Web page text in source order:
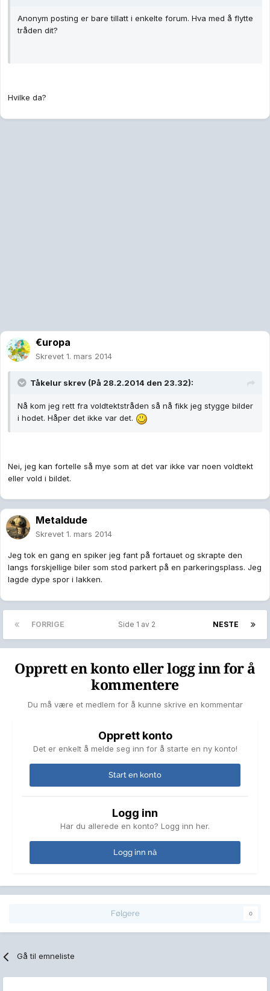
Anonym posting er bare tillatt i enkelte forum. Hva med å flytte
tråden dit?
Hvilke da?
€uropa
Skrevet 1. mars 2014
Tåkelur skrev (På 28.2.2014 den 23.32):
Nå kom jeg rett fra voldtektstråden så nå fikk jeg stygge bilder
i hodet. Håper det ikke var det.
Nei, jeg kan fortelle så mye som at det var ikke var noen voldtekt
eller vold i bildet.
Metaldude
Skrevet 1. mars 2014
Jeg tok en gang en spiker jeg fant på fortauet og skrapte den
langs forskjellige biler som stod parkert på en parkeringsplass. Jeg
lagde dype spor i lakken.
FORRIGE NESTE
Side 1 av 2
Opprett en konto eller logg inn for å
kommentere
Du må være et medlem for å kunne skrive en kommentar
Opprett konto
Det er enkelt å melde seg inn for å starte en ny konto!
Start en konto
Logg inn
Har du allerede en konto? Logg inn her.
Logg inn nå
Følgere 0
Gå til emneliste